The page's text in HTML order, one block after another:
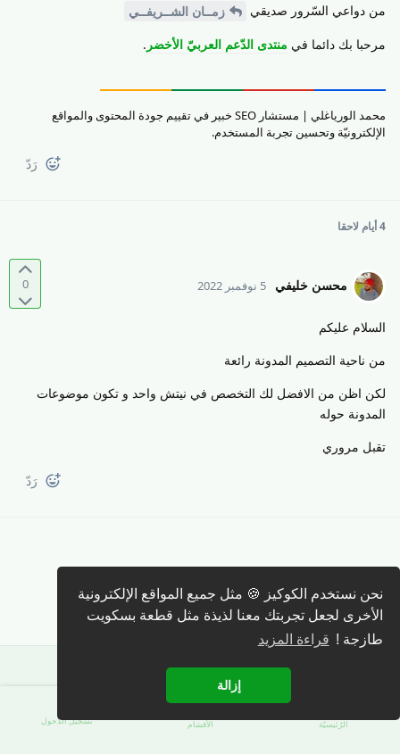
نحن نستخدم الكوكيز 🍪 مثل جميع المواقع الإلكترونية
الأخرى لجعل تجربتك معنا لذيذة مثل قطعة بسكويت
طازجة ! قراءة المزيد
إزالة
من دواعي السّرور صديقي
زمــان الشــريفــي
مرحبا بك دائما في منتدى الدّعم العربيّ الأخضر .
محمد الورياغلي | مستشار SEO خبير في تقييم جودة المحتوى والمواقع
الإلكترونيّة وتحسين تجربة المستخدم.
رَدّ
4 أيام لاحقا
0 محسن خليفي 5 نوفمبر 2022
السلام عليكم
من ناحية التصميم المدونة رائعة
لكن اظن من الافضل لك التخصص في نيتش واحد و تكون موضوعات
المدونة حوله
تقبل مروري
رَدّ
كتابة رد 🖊️
الرّئيسيّة الأقسَام تسجيل الدّخول